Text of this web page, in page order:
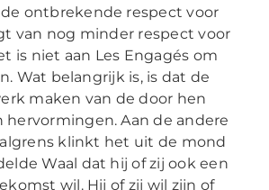
ontbrekende respect voor
van nog minder respect voor
is niet aan Les Engagés om
Wat belangrijk is, is dat de
maken van de door hen
Aan de andere
klinkt het uit de mond
Waal dat hij of zij ook een
wil. Hij of zij wil zijn of